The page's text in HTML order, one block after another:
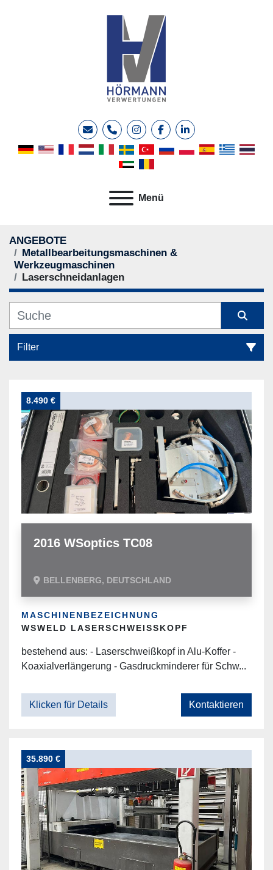
E-MailTelefoninstagramfacebooklinkedin
Menü
ANGEBOTE
Metallbearbeitungsmaschinen &
Werkzeugmaschinen
Laserschneidanlagen
Filter
Sortieren nach
8.490 €
2016 WSoptics TC08
BELLENBERG, DEUTSCHLAND
MASCHINENBEZEICHNUNG
WSWELD LASERSCHWEISSKOPF
bestehend aus: - Laserschweißkopf in Alu-Koffer -
Koaxialverlängerung - Gasdruckminderer für Schw...
Klicken für Details Kontaktieren
35.890 €